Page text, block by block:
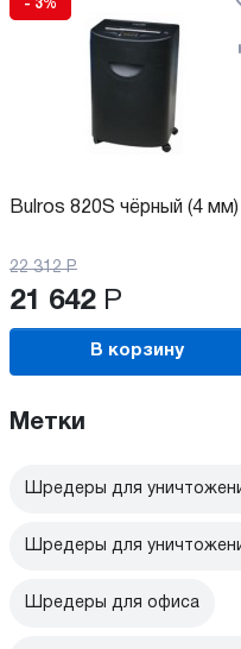
- 3%
Bulros 820S чёрный (4 мм)
22 312 Р
21 642 Р
В корзину
Метки
Шредеры для
Шредеры для
Шредеры для офиса